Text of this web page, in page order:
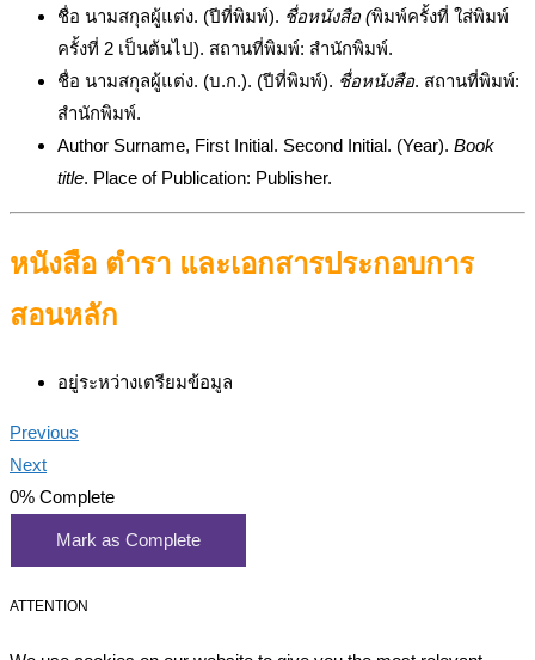
ชื่อ นามสกุลผู้แต่ง. (ปีที่พิมพ์). ชื่อหนังสือ (พิมพ์ครั้งที่ ใส่พิมพ์
ครั้งที่ 2 เป็นต้นไป). สถานที่พิมพ์: สำนักพิมพ์.
ชื่อ นามสกุลผู้แต่ง. (บ.ก.). (ปีที่พิมพ์). ชื่อหนังสือ. สถานที่พิมพ์:
สำนักพิมพ์.
Author Surname, First Initial. Second Initial. (Year). Book
title. Place of Publication: Publisher.
หนังสือ ตำรา และเอกสารประกอบการ
สอนหลัก
อยู่ระหว่างเตรียมข้อมูล
Previous
Next
0% Complete
Mark as Complete
ATTENTION